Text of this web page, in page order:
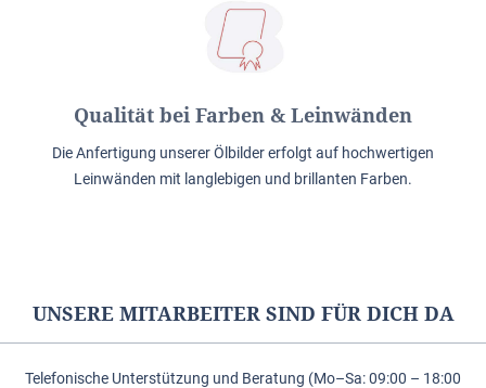
Qualität bei Farben & Leinwänden
Die Anfertigung unserer Ölbilder erfolgt auf hochwertigen
Leinwänden mit langlebigen und brillanten Farben.
UNSERE MITARBEITER SIND FÜR DICH DA
Telefonische Unterstützung und Beratung (Mo–Sa: 09:00 – 18:00